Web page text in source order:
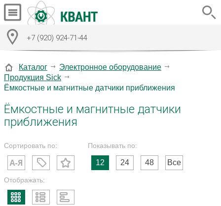
+7 (920) 924-71-44
Каталог
Электронное оборудование
Продукция Sick
Ёмкостные и магнитные датчики приближения
Ёмкостные и магнитные датчики
приближения
Сортировать по: Показывать по:
12 24 48 Все
Отображать: